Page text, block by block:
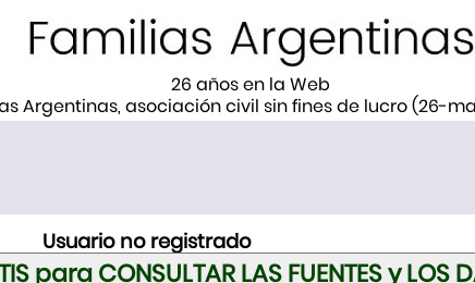
26 años en la Web
Argentinas, asociación civil sin fines de lucro (26-
Usuario no registrado